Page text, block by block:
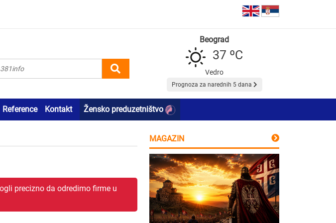
Beograd
37 ºC
Vedro
Prognoza za narednih 5 dana
Reference Kontakt Žensko preduzetništvo
precizno da odredimo firme u
MAGAZIN